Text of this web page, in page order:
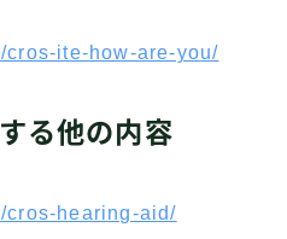
cros-ite-how-are-you/
る他の内容
cros-hearing-aid/